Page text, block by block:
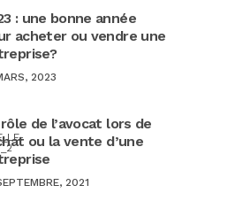
: une bonne année
acheter ou vendre une
2023
de l’avocat lors de
ou la vente d’une
2021